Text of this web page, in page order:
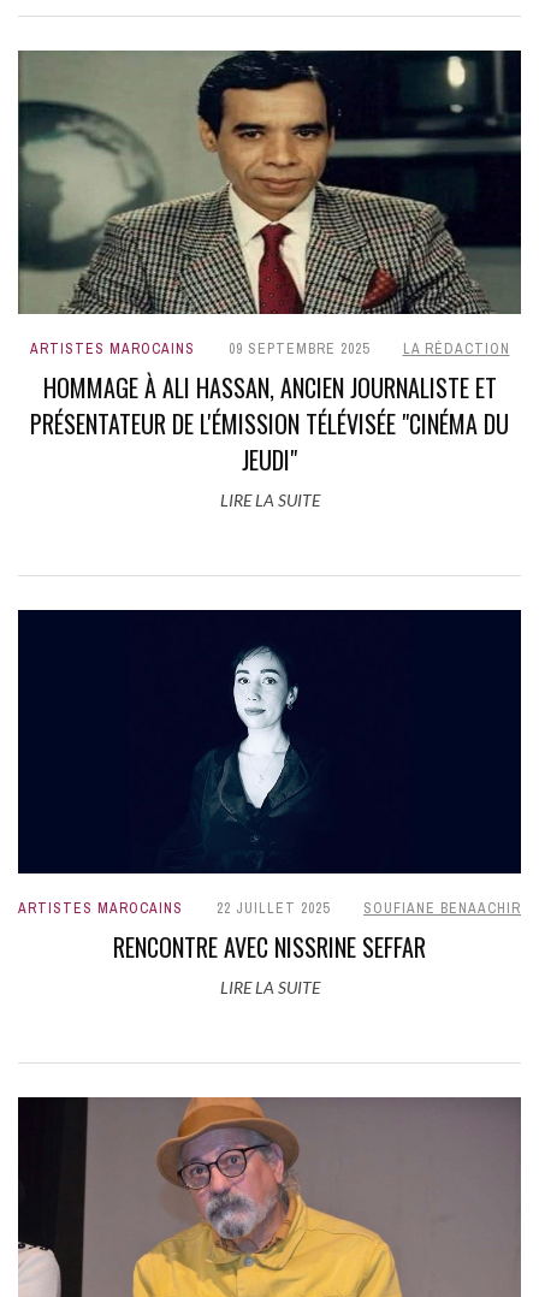
ARTISTES MAROCAINS 09 SEPTEMBRE 2025 LA RÉDACTION
HOMMAGE À ALI HASSAN, ANCIEN JOURNALISTE ET
PRÉSENTATEUR DE L'ÉMISSION TÉLÉVISÉE "CINÉMA DU
JEUDI"
LIRE LA SUITE
ARTISTES MAROCAINS 22 JUILLET 2025 SOUFIANE BENAACHIR
RENCONTRE AVEC NISSRINE SEFFAR
LIRE LA SUITE